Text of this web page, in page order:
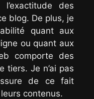
des
blog. De plus, je
quant aux
ou quant aux
comporte des
tiers. Je n’ai pas
de ce fait
contenus.